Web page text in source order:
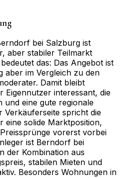
bei Salzburg ist
aber stabiler Teilmarkt
das: Das Angebot ist
aber im Vergleich zu den
Damit bleibt
interessant, die
und eine gute regionale
Verkäuferseite spricht die
eine solide Marktposition,
vorerst vorbei
ist Berndorf bei
der Kombination aus
stabilen Mieten und
Besonders Wohnungen in